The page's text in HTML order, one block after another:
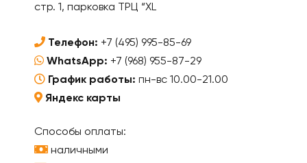
стр. 1, парковка ТРЦ “XL
Телефон: +7 (495) 995-85-69
WhatsApp: +7 (968) 955-87-29
График работы: пн-вс 10.00-21.00
Яндекс карты
Способы оплаты:
наличными